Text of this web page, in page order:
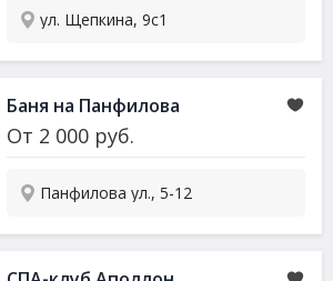
ул. Щепкина, 9с1
Баня на Панфилова
От 2 000 руб.
Панфилова ул., 5-12